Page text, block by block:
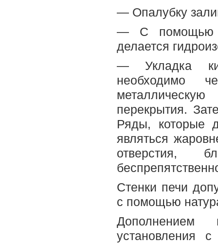
— Опалубку
— С помощью
делается
— Укладка
необходимо
перекрытия.
Ряды, которые
являться
отверстия,
Стенки печи
с помощью
Дополнением
установления